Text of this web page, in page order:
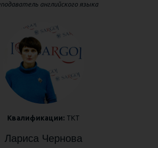
английского языка
Квалификации: ТКТ
Лариса Чернова